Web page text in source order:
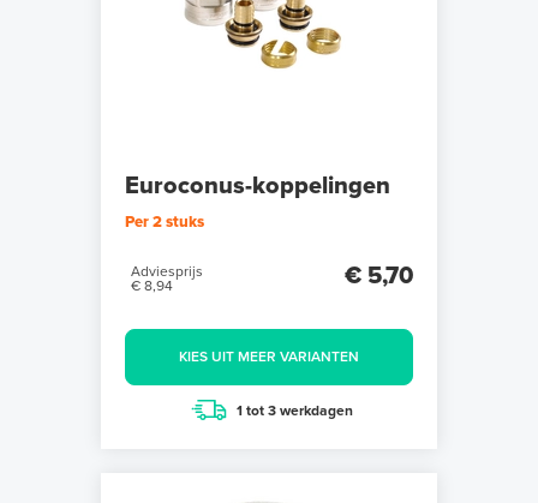
Euroconus-koppelingen
Per 2 stuks
Adviesprijs
€ 8,94
€ 5,70
KIES UIT MEER VARIANTEN
1 tot 3 werkdagen